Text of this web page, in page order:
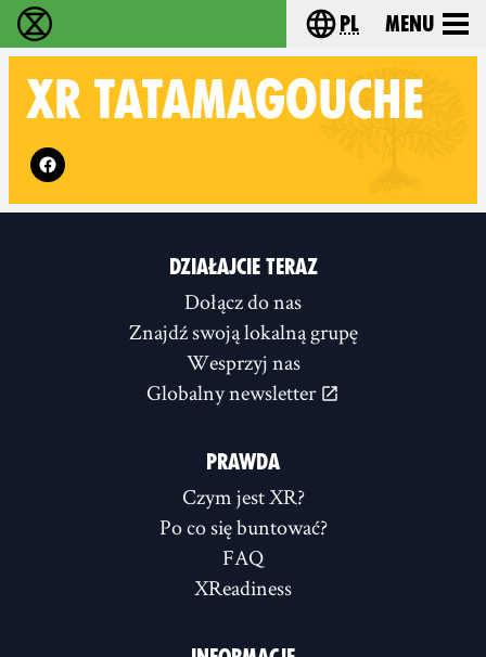
Extinction Rebellion - Home Choose your
pl Menu
XR TATAMAGOUCHE
Follow XR Tatamagouche on
DZIAŁAJCIE TERAZ
Dołącz do nas
Znajdź swoją lokalną grupę
Wesprzyj nas
Globalny newsletter
PRAWDA
Czym jest XR?
Po co się buntować?
FAQ
XReadiness